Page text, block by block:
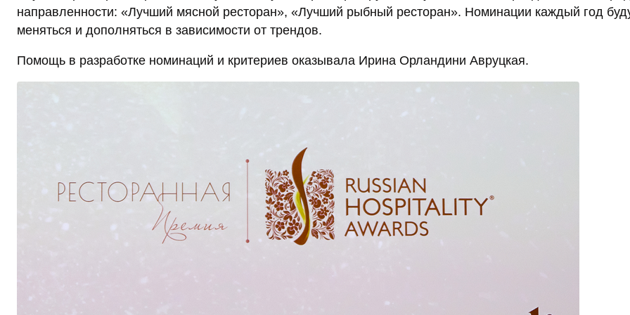
направленности: «Лучший мясной ресторан», «Лучший рыбный ресторан». Номинации каждый год
меняться и дополняться в зависимости от трендов.
Помощь в разработке номинаций и критериев оказывала Ирина Орландини Авруцкая.